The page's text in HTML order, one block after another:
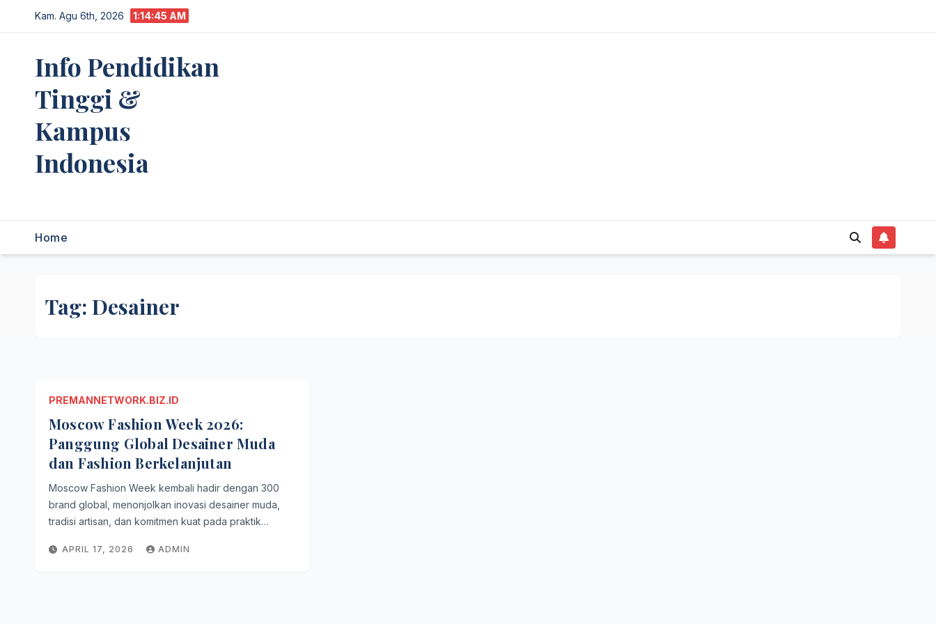
to
Kam. Agu 6th, 2026 1:14:45 AM
Info Pendidikan
Tinggi &
Kampus
Indonesia
Home
Tag: Desainer
PREMANNETWORK.BIZ.ID
Moscow Fashion Week 2026:
Panggung Global Desainer Muda
dan Fashion Berkelanjutan
Moscow Fashion Week kembali hadir dengan 300
brand global, menonjolkan inovasi desainer muda,
tradisi artisan, dan komitmen kuat pada praktik…
APRIL 17, 2026 ADMIN